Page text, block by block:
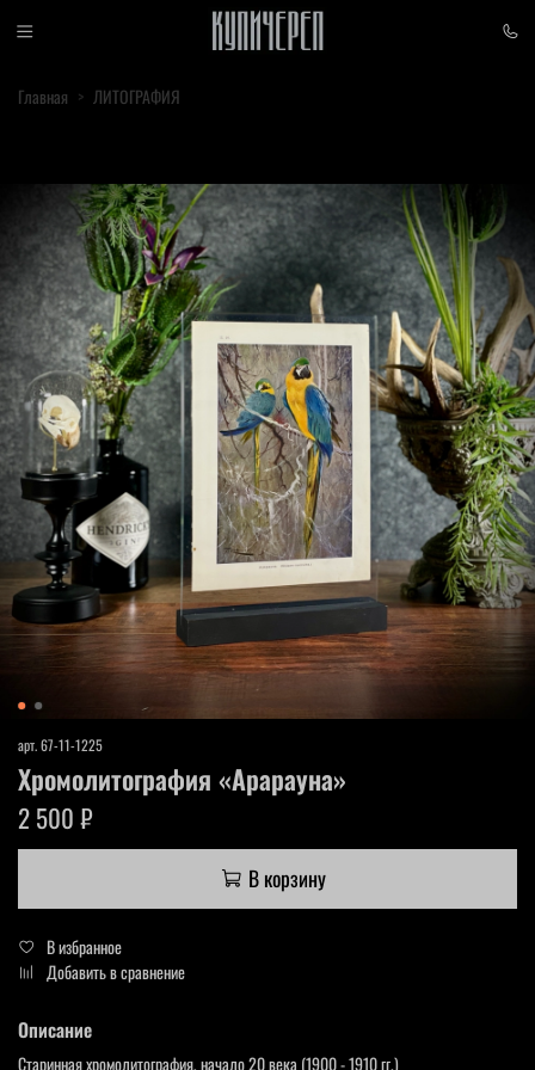
Главная ЛИТОГРАФИЯ
арт.67-11-1225
Хромолитография «Арарауна»
2 500 ₽
В корзину
В избранное
Добавить в сравнение
Описание
Старинная хромолитография, начало 20 века (1900 - 1910 гг.)